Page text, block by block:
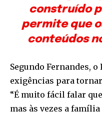
construído
permite que
conteúdos
Segundo Fernandes,
exigências para
“É muito fácil falar
mas às vezes a